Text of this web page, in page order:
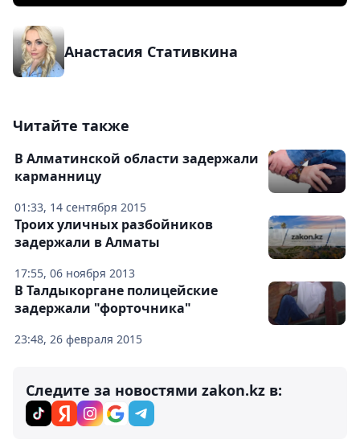
Анастасия Стативкина
Читайте также
01:33, 14 сентября 2015
В Алматинской области задержали
карманницу
17:55, 06 ноября 2013
Троих уличных разбойников
задержали в Алматы
23:48, 26 февраля 2015
В Талдыкоргане полицейские
задержали "форточника"
Следите за новостями zakon.kz в: